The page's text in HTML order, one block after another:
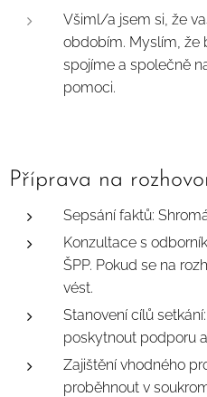
Všiml/a jsem si, že
obdobím. Myslím, že
spojíme a společně
pomoci.
Příprava na
Sepsání faktů:
Konzultace s
ŠPP. Pokud se na
vést.
Stanovení cílů
poskytnout podporu
Zajištění vhodného
proběhnout v